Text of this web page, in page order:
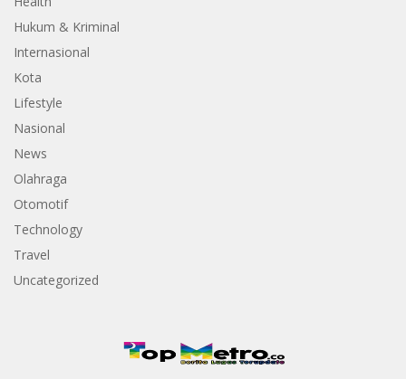
Hukum & Kriminal
Internasional
Kota
Lifestyle
Nasional
News
Olahraga
Otomotif
Technology
Travel
Uncategorized